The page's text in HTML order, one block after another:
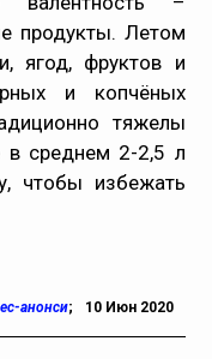
продукты. Летом
ягод, фруктов и
и копчёных
тяжелы
в среднем 2-2,5 л
чтобы избежать
анонси; 10 Июн 2020